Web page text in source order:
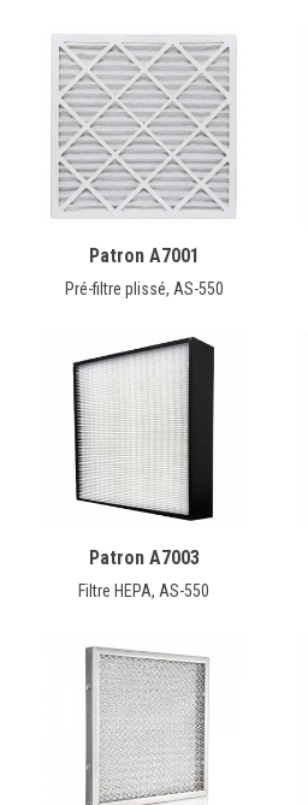
CONTACT
English
Patron A7001
Pré-filtre plissé, AS-550
Patron A7003
Filtre HEPA, AS-550